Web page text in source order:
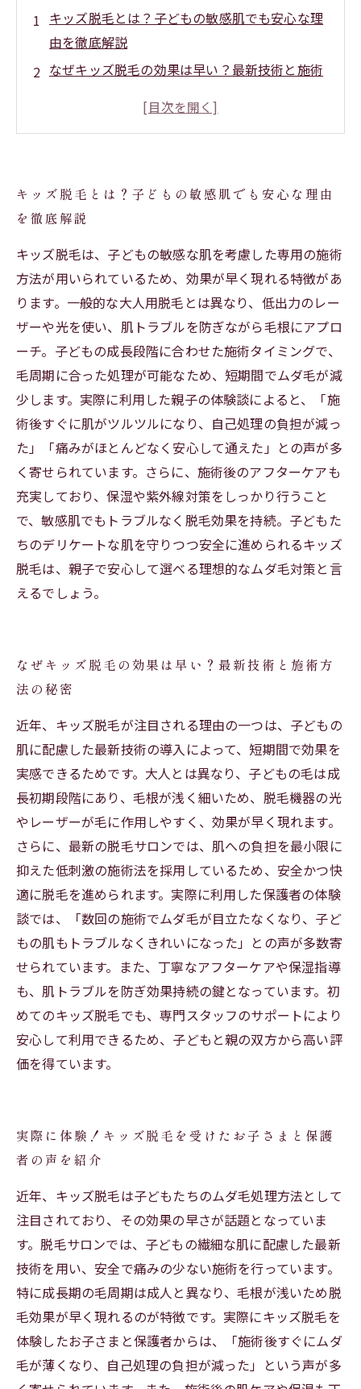
キッズ脱毛とは？子どもの敏感肌でも安心な理
由を徹底解説
なぜキッズ脱毛の効果は早い？最新技術と施術
実際に体験！キッズ脱毛を受けたお子さまと保
メリットまとめ
安心して続けられるためのアフターケアと注意
点とは？
初めてでも安心！キッズ脱毛を検討中の親御さ
ん向けQ&A
脱毛サロンが教える、子どものムダ毛ケアと未
来の美容習慣
キッズ脱毛とは？子どもの敏感肌でも安心な理由
を徹底解説
キッズ脱毛は、子どもの敏感な肌を考慮した専用の施術
方法が用いられているため、効果が早く現れる特徴があ
ります。一般的な大人用脱毛とは異なり、低出力のレー
ザーや光を使い、肌トラブルを防ぎながら毛根にアプロ
ーチ。子どもの成長段階に合わせた施術タイミングで、
毛周期に合った処理が可能なため、短期間でムダ毛が減
少します。実際に利用した親子の体験談によると、「施
術後すぐに肌がツルツルになり、自己処理の負担が減っ
た」「痛みがほとんどなく安心して通えた」との声が多
く寄せられています。さらに、施術後のアフターケアも
充実しており、保湿や紫外線対策をしっかり行うこと
で、敏感肌でもトラブルなく脱毛効果を持続。子どもた
ちのデリケートな肌を守りつつ安全に進められるキッズ
脱毛は、親子で安心して選べる理想的なムダ毛対策と言
えるでしょう。
なぜキッズ脱毛の効果は早い？最新技術と施術方
法の秘密
近年、キッズ脱毛が注目される理由の一つは、子どもの
肌に配慮した最新技術の導入によって、短期間で効果を
実感できるためです。大人とは異なり、子どもの毛は成
長初期段階にあり、毛根が浅く細いため、脱毛機器の光
やレーザーが毛に作用しやすく、効果が早く現れます。
さらに、最新の脱毛サロンでは、肌への負担を最小限に
抑えた低刺激の施術法を採用しているため、安全かつ快
適に脱毛を進められます。実際に利用した保護者の体験
談では、「数回の施術でムダ毛が目立たなくなり、子ど
もの肌もトラブルなくきれいになった」との声が多数寄
せられています。また、丁寧なアフターケアや保湿指導
も、肌トラブルを防ぎ効果持続の鍵となっています。初
めてのキッズ脱毛でも、専門スタッフのサポートにより
安心して利用できるため、子どもと親の双方から高い評
価を得ています。
実際に体験！キッズ脱毛を受けたお子さまと保護
者の声を紹介
近年、キッズ脱毛は子どもたちのムダ毛処理方法として
注目されており、その効果の早さが話題となっていま
す。脱毛サロンでは、子どもの繊細な肌に配慮した最新
技術を用い、安全で痛みの少ない施術を行っています。
特に成長期の毛周期は成人と異なり、毛根が浅いため脱
毛効果が早く現れるのが特徴です。実際にキッズ脱毛を
体験したお子さまと保護者からは、「施術後すぐにムダ
毛が薄くなり、自己処理の負担が減った」という声が多